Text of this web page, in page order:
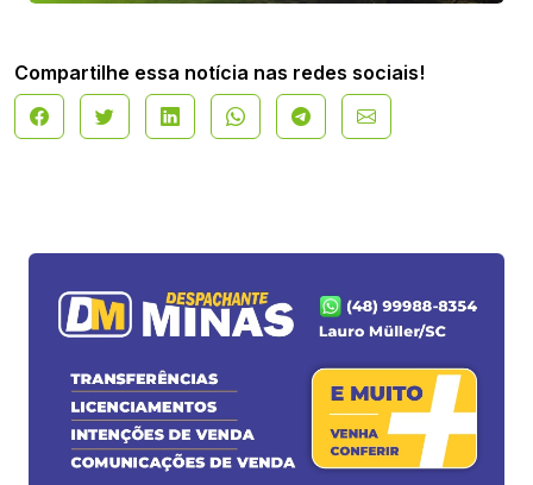
Compartilhe essa notícia nas redes sociais!